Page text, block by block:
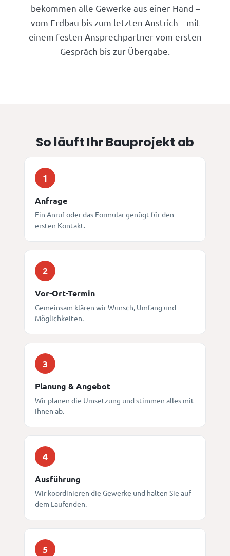
bekommen alle Gewerke aus einer Hand –
vom Erdbau bis zum letzten Anstrich – mit
einem festen Ansprechpartner vom ersten
Gespräch bis zur Übergabe.
So läuft Ihr Bauprojekt ab
1
Anfrage
Ein Anruf oder das Formular genügt für den
ersten Kontakt.
2
Vor-Ort-Termin
Gemeinsam klären wir Wunsch, Umfang und
Möglichkeiten.
3
Planung & Angebot
Wir planen die Umsetzung und stimmen alles mit
Ihnen ab.
4
Ausführung
Wir koordinieren die Gewerke und halten Sie auf
dem Laufenden.
5